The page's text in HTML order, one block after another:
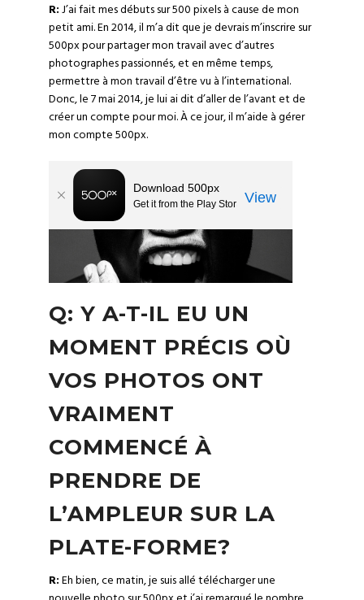
R:J’ai fait mes débuts sur 500 pixels à cause de mon
petit ami. En 2014, il m’a dit que je devrais m’inscrire sur
500px pour partager mon travail avec d’autres
photographes passionnés, et en même temps,
permettre à mon travail d’être vu à l’international.
Donc, le 7 mai 2014, je lui ai dit d’aller de l’avant et de
créer un compte pour moi. À ce jour, il m’aide à gérer
mon compte 500px.
Q: Y A-T-IL EU UN
MOMENT PRÉCIS OÙ
VOS PHOTOS ONT
VRAIMENT
COMMENCÉ À
PRENDRE DE
L’AMPLEUR SUR LA
PLATE-FORME?
R:Eh bien, ce matin, je suis allé télécharger une